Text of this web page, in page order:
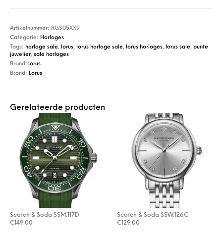
Artikelnummer: RG305XX9
Categorie: Horloges
Tags: horloge sale, lorus, lorus horloge sale, lorus horloges, lorus sale, punte
juwelier,sale horloges
Brand:Lorus
Brand: Lorus
Gerelateerde producten
Scotch & Soda SSM.117D
€ 149.00
Scotch & Soda SSW.126C
€ 129.00